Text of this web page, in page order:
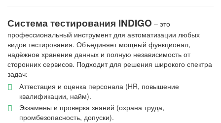
Система тестирования INDIGO – это
профессиональный инструмент для автоматизации любых
видов тестирования. Объединяет мощный функционал,
надёжное хранение данных и полную независимость от
сторонних сервисов. Подходит для решения широкого спектра
задач:
Аттестация и оценка персонала (HR, повышение
квалификации, найм).
Экзамены и проверка знаний (охрана труда,
промбезопасность, допуски).